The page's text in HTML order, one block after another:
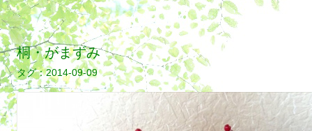
ン
ツ
へ
ス
キ
ッ
プ
桐・がまずみ
2014-09-09